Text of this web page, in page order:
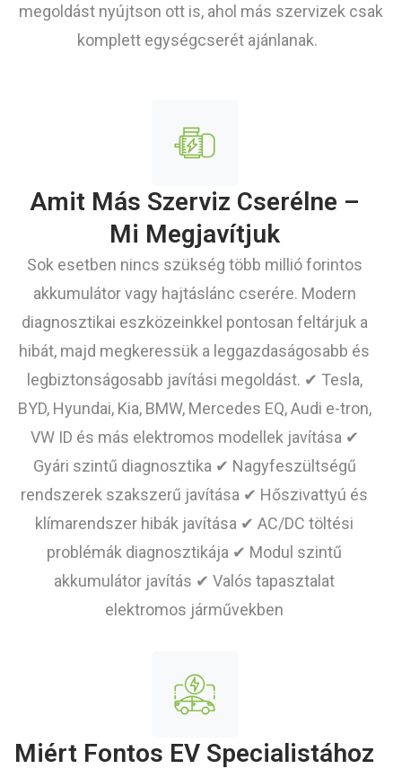
megoldást nyújtson ott is, ahol más szervizek csak
komplett egységcserét ajánlanak.
Amit Más Szerviz Cserélne –
Mi Megjavítjuk
Sok esetben nincs szükség több millió forintos
akkumulátor vagy hajtáslánc cserére. Modern
diagnosztikai eszközeinkkel pontosan feltárjuk a
hibát, majd megkeressük a leggazdaságosabb és
legbiztonságosabb javítási megoldást. ✔ Tesla,
BYD, Hyundai, Kia, BMW, Mercedes EQ, Audi e-tron,
VW ID és más elektromos modellek javítása ✔
Gyári szintű diagnosztika ✔ Nagyfeszültségű
rendszerek szakszerű javítása ✔ Hőszivattyú és
klímarendszer hibák javítása ✔ AC/DC töltési
problémák diagnosztikája ✔ Modul szintű
akkumulátor javítás ✔ Valós tapasztalat
elektromos járművekben
Miért Fontos EV Specialistához